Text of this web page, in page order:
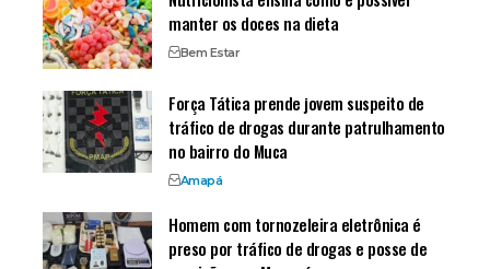
manter os doces na dieta
Bem Estar
Força Tática prende jovem suspeito de
tráfico de drogas durante patrulhamento
no bairro do Muca
Amapá
Homem com tornozeleira eletrônica é
preso por tráfico de drogas e posse de